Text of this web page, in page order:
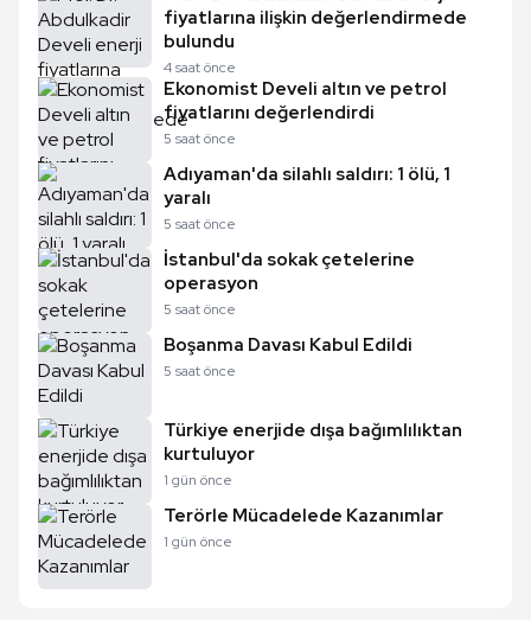
fiyatlarına ilişkin değerlendirmede
bulundu
4 saat önce
Ekonomist Develi altın ve petrol
fiyatlarını değerlendirdi
5 saat önce
Adıyaman'da silahlı saldırı: 1 ölü, 1
yaralı
5 saat önce
İstanbul'da sokak çetelerine
operasyon
5 saat önce
Boşanma Davası Kabul Edildi
5 saat önce
Türkiye enerjide dışa bağımlılıktan
kurtuluyor
1 gün önce
Terörle Mücadelede Kazanımlar
1 gün önce